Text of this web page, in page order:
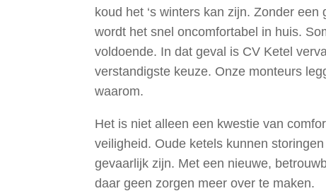
koud het ‘s winters kan zijn. Zonder een
wordt het snel oncomfortabel in huis.
voldoende. In dat geval is CV Ketel
verstandigste keuze. Onze monteurs
waarom.
Het is niet alleen een kwestie van
veiligheid. Oude ketels kunnen
gevaarlijk zijn. Met een nieuwe,
daar geen zorgen meer over te maken.